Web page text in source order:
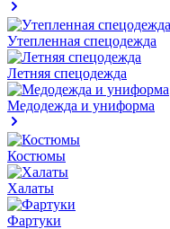
Утепленная спецодежда
Летняя спецодежда
Медодежда и униформа
Костюмы
Халаты
Фартуки